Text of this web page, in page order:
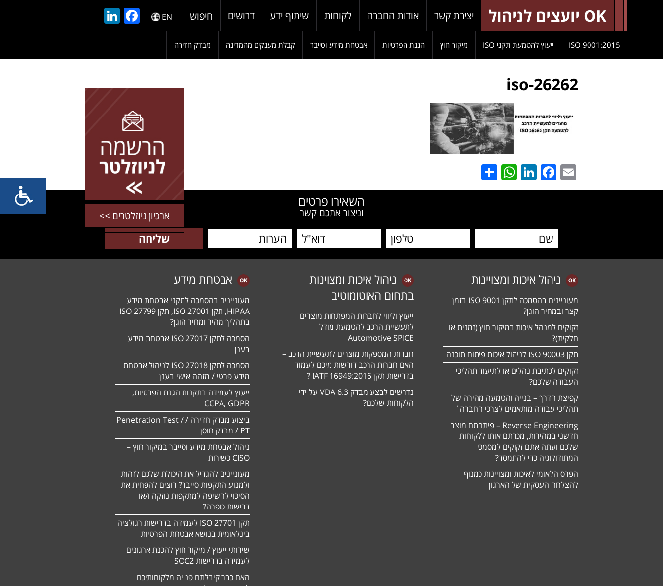
OK יועצים לניהול יצירת קשר אודות החברה לקוחות שיתוף ידע דרושים חיפוש EN
Facebook
9001:2015 ISO ייעוץ להטמעת תקני ISO מיקור חוץ הגנת הפרטיות אבטחת מידע וסייבר קבלת מענקים מהמדינה מבדק חדירה
iso-26262
Email
Facebook
LinkedIn
WhatsApp
ארכיון ניוזלטרים >>
השאירו פרטים
וניצור אתכם קשר
ניהול איכות ומצויינות
מעוניינים בהסמכה לתקן ISO 9001 בזמן
קצר ובמחיר הוגן?
זקוקים למנהל איכות במיקור חוץ (זמנית או
חלקית)?
תקן ISO 90003 לניהול איכות פיתוח תוכנה
זקוקים לכתיבת נהלים או לתיעוד תהליכי
העבודה שלכם?
קפיצת הדרך – בנייה והטמעה מהירה של
תהליכי עבודה מותאמים לצרכי החברה`
Reverse Engineering – פיתחתם מוצר
חדשני במהירות, מכרתם אותו ללקוחות
שלכם ועתה אתם זקוקים למסמכי
המתודולוגיה כדי להתמסד?
הפרס הלאומי לאיכות ומצויינות כמנוף
להצלחה העסקית של הארגון
ניהול איכות ומצוינות
בתחום האוטומוטיב
ייעוץ וליווי לחברות המפתחות מוצרים
לתעשיית הרכב להטמעת מודל
Automotive SPICE
חברות המספקות מוצרים לתעשיית הרכב –
האם חברות הרכב דורשות מיכם לעמוד
בדרישות תקן 16949:2016 IATF ?
נדרשים לבצע מבדק VDA 6.3 על ידי
הלקוחות שלכם?
אבטחת מידע
מעוניינים בהסמכה לתקני אבטחת מידע
בתהליך מהיר ומחיר הוגן?
הסמכה לתקן 27017 ISO אבטחת מידע
בענן
הסמכה לתקן ISO 27018 לניהול אבטחת
מידע פרטי / מזהה אישי בענן
ייעוץ לעמידה בתקנות הגנת הפרטיות,
CCPA, GDPR
ביצוע מבדק חדירה / Penetration Test /
PT / מבדק חוסן
ניהול אבטחת מידע וסייבר במיקור חוץ –
CISO כשירות
מעוניינים להגדיל את היכולת שלכם לזהות
ולמנוע התקפות סייבר? רוצים להפחית את
הסיכוי לחשיפה למתקפות נוזקה ו/או
דרישות כופרה?
תקן 27701 ISO לעמידה בדרישות רגולציה
בינלאומית בנושא אבטחת הפרטיות
שירותי ייעוץ / מיקור חוץ להכנת ארגונים
לעמידה בדרישות SOC2
האם כבר קיבלתם פנייה מלקוחותיכם